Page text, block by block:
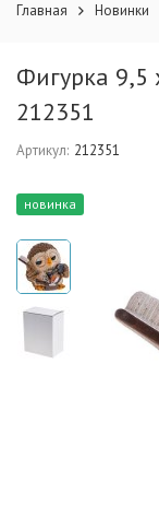
Главная Новинки
Фигурка 9,5
212351
Артикул: 212351
новинка